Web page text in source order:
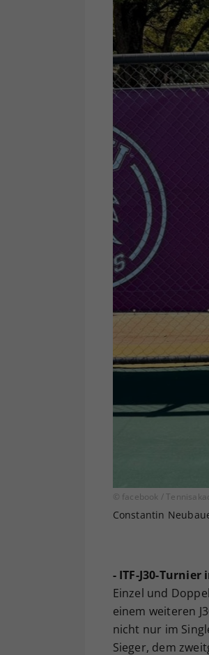
© facebook /
Constantin
- ITF-J30-
Einzel und
einem weiteren
nicht nur im
Sieger, dem